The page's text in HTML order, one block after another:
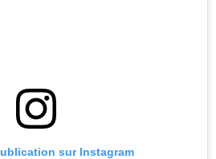
sur Instagram